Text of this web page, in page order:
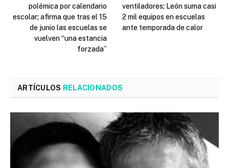
polémica por calendario
escolar; afirma que tras el 15
de junio las escuelas se
vuelven “una estancia
forzada”
ventiladores; León suma casi
2 mil equipos en escuelas
ante temporada de calor
ARTÍCULOS RELACIONADOS